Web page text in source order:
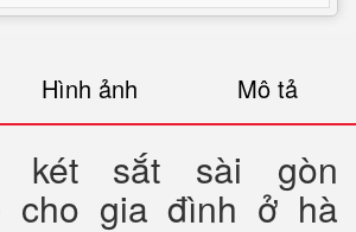
Hình ảnh Mô tả
két sắt sài gòn
cho gia đình ở hà